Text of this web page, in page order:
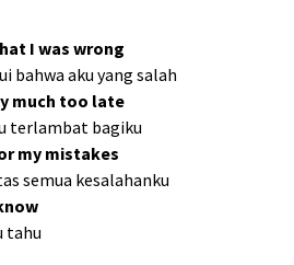
I was wrong
bahwa aku yang salah
much too late
terlambat bagiku
my mistakes
semua kesalahanku
tahu